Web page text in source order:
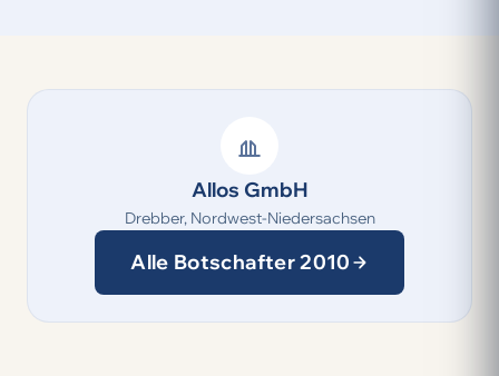
Allos GmbH
Drebber, Nordwest-Niedersachsen
Alle Botschafter 2010